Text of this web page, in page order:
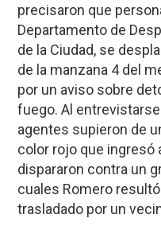
precisaron que
Departamento de
de la Ciudad, se
de la manzana 4 del
por un aviso sobre
fuego. Al
agentes supieron de
color rojo que ingresó
dispararon contra un
cuales Romero
trasladado por un